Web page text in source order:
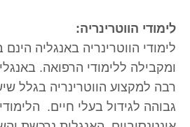
לימודי הווטרינריה:
לימודי הווטרינריה באנגליה
ומקבילה ללימודי הרפואה.
רבה למקצוע הווטרינריה בגלל
גבוהה לגידול בעלי חיים.